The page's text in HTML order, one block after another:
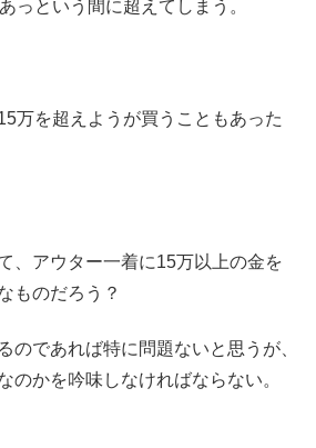
っという間に超えてしまう。
万を超えようが買うこともあった
、アウター一着に15万以上の金を
ものだろう？
のであれば特に問題ないと思うが、
のかを吟味しなければならない。